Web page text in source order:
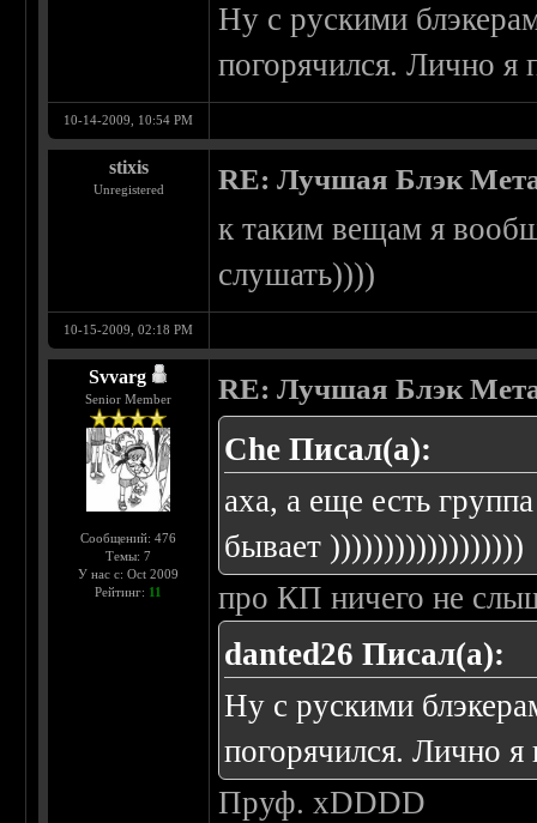
Ну с рускими
погорячился. Лично я
10-14-2009, 10:54 PM
stixis
Unregistered RE: Лучшая Блэк
к таким вещам я
слушать))))
10-15-2009, 02:18 PM
Svvarg
Senior Member
Сообщений: 476
Темы: 7
У нас с: Oct 2009
Рейтинг: 11
RE: Лучшая Блэк
Che Писал(а):
аха, а еще есть
бывает ))))))))))))))))))
про КП ничего не
danted26 Писал(а):
Ну с рускими
погорячился. Лично
Пруф. xDDDD